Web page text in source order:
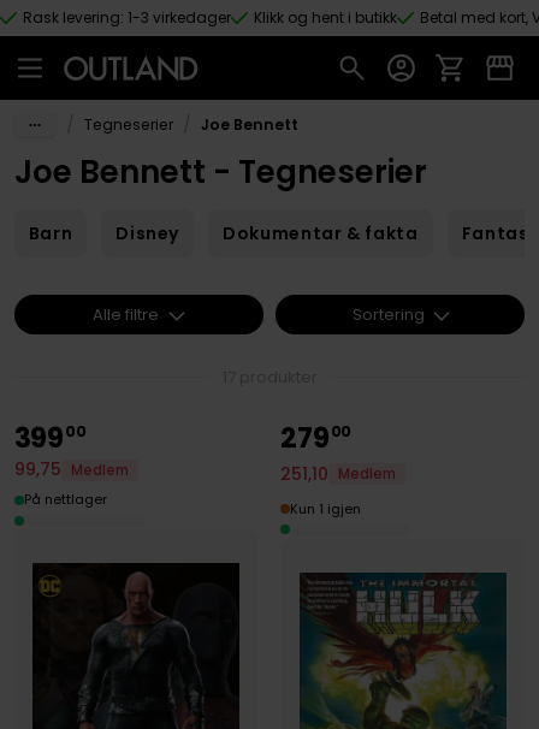
Hopp til hovedinnhold
Rask levering: 1-3 virkedager Klikk og hent i butikk Betal med kort,
Tegneserier Joe Bennett
Joe Bennett - Tegneserier
Barn Disney Dokumentar & fakta Fantasy
39900
99,75
Medlem
På nettlager
27900
251,10
Medlem
Kun 1 igjen
Alle filtre Sortering